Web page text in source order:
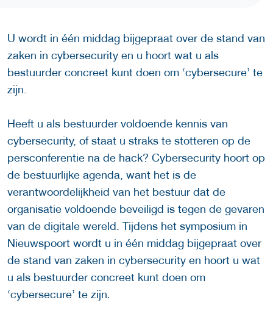
U wordt in één middag bijgepraat over de stand van
zaken in cybersecurity en u hoort wat u als
bestuurder concreet kunt doen om ‘cybersecure’ te
zijn.
Heeft u als bestuurder voldoende kennis van
cybersecurity, of staat u straks te stotteren op de
persconferentie na de hack? Cybersecurity hoort op
de bestuurlijke agenda, want het is de
verantwoordelijkheid van het bestuur dat de
organisatie voldoende beveiligd is tegen de gevaren
van de digitale wereld. Tijdens het symposium in
Nieuwspoort wordt u in één middag bijgepraat over
de stand van zaken in cybersecurity en hoort u wat
u als bestuurder concreet kunt doen om
‘cybersecure’ te zijn.